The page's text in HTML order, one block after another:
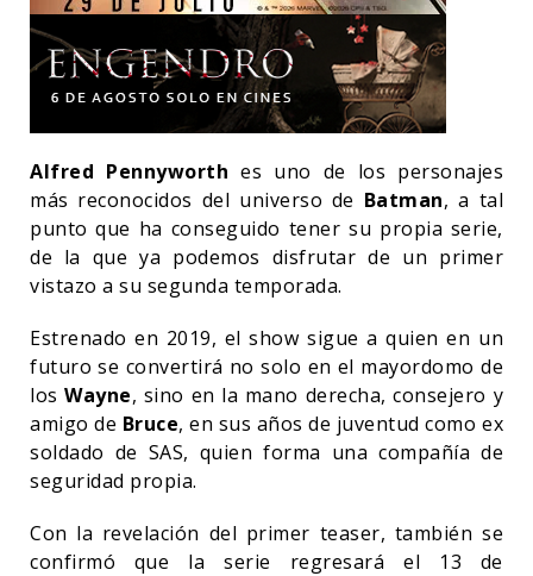
Alfred Pennyworth es uno de los personajes
más reconocidos del universo de Batman, a tal
punto que ha conseguido tener su propia serie,
de la que ya podemos disfrutar de un primer
vistazo a su segunda temporada.
Estrenado en 2019, el show sigue a quien en un
futuro se convertirá no solo en el mayordomo de
losWayne, sino en la mano derecha, consejero y
amigo de Bruce, en sus años de juventud como ex
soldado de SAS, quien forma una compañía de
seguridad propia.
Con la revelación del primer teaser, también se
confirmó que la serie regresará el 13 de